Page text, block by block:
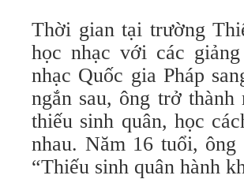
Thời gian tại trường
học nhạc với các
nhạc Quốc gia Pháp
ngắn sau, ông trở
thiếu sinh quân, học
nhau. Năm 16 tuổi,
“Thiếu sinh quân hành